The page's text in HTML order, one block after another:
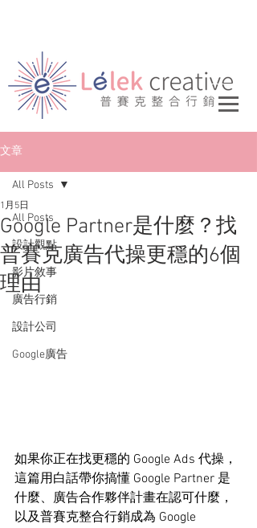
文章
All Posts
設計觀點
影片敘事
廣告行銷
設計公司
Google廣告
All Posts
Google Partner是什麼？找
普賽克廣告代操更穩的6個
理由
1月5日
如果你正在找更穩的 Google Ads 代操，
這篇用白話帶你搞懂 Google Partner 是
什麼、廣告合作夥伴計畫在認可什麼，
以及普賽克整合行銷成為 Google